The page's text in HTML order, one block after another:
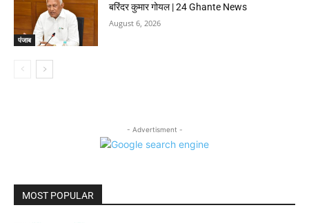
पंजाब
बरिंदर कुमार गोयल | 24 Ghante News
August 6, 2026
- Advertisment -
MOST POPULAR